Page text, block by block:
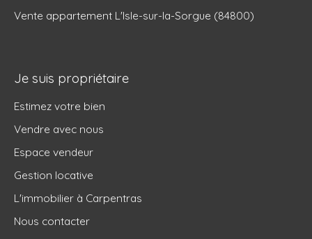
Vente appartement L'Isle-sur-la-Sorgue (84800)
Je suis propriétaire
Estimez votre bien
Vendre avec nous
Espace vendeur
Gestion locative
L'immobilier à Carpentras
Nous contacter